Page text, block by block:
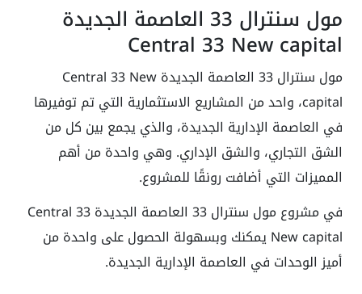
مول سنترال 33 العاصمة الجديدة
Central 33 New capital
مول سنترال 33 العاصمة الجديدة Central 33 New
capital، واحد من المشاريع الاستثمارية التي تم توفيرها
في العاصمة الإدارية الجديدة، والذي يجمع بين كل من
الشق التجاري، والشق الإداري. وهي واحدة من أهم
المميزات التي أضافت رونقًا للمشروع.
في مشروع مول سنترال 33 العاصمة الجديدة Central 33
New capital يمكنك وبسهولة الحصول على واحدة من
أميز الوحدات في العاصمة الإدارية الجديدة.